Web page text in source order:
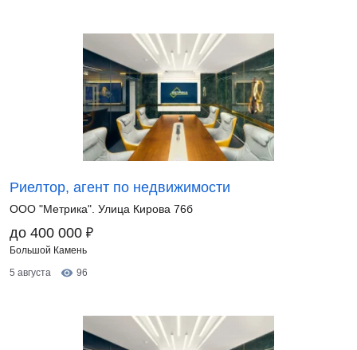
Риелтор, агент по недвижимости
ООО "Метрика". Улица Кирова 76б
до 400 000 ₽
Большой Камень
5 августа
96